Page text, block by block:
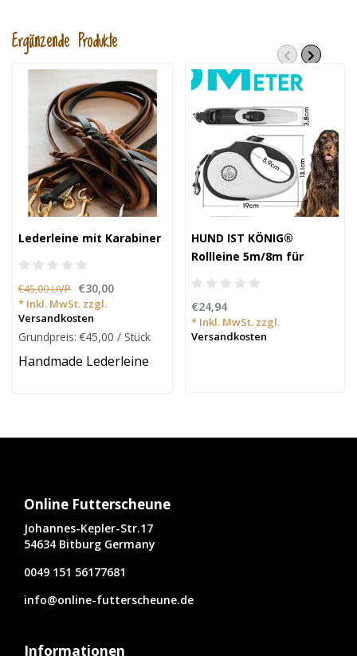
Ergänzende Produkte
Lederleine mit Karabiner
€45,00 UVP €30,00
* Inkl. MwSt. zzgl.
Versandkosten
Grundpreis: €45,00 / Stück
Handmade Lederleine
HUND IST KÖNIG®
Rollleine 5m/8m für
kleine & große Hunde
€24,94
* Inkl. MwSt. zzgl.
Versandkosten
Online Futterscheune
Johannes-Kepler-Str.17
54634 Bitburg Germany
0049 151 56177681
info@online-futterscheune.de
Informationen